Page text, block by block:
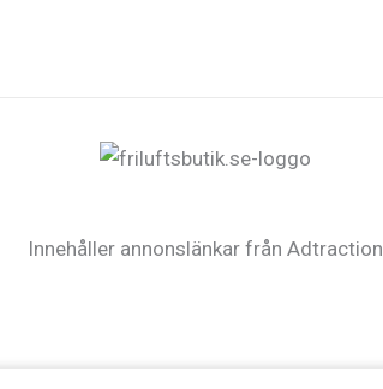
Innehåller annonslänkar från Adtraction